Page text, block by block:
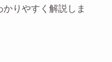
りやすく解説しま